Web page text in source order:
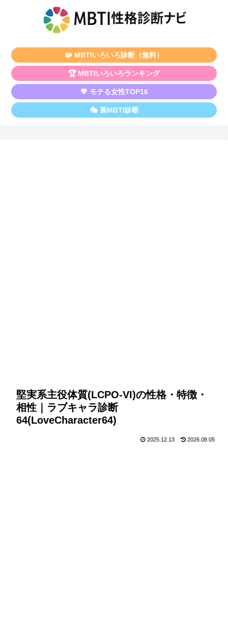
🧩 MBTIいろいろ診断（無料）
🏆 MBTIいろいろランキング
💖 モテる女性TOP16
🎭 裏MBTI診断
堅実系主役体質(LCPO-VI)の性格・特徴・
相性｜ラブキャラ診断
64(LoveCharacter64)
2025.12.13 2026.08.05